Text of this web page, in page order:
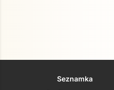
Seznamka